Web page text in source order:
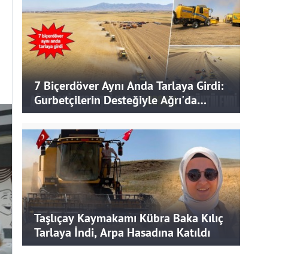
7 Biçerdöver Aynı Anda Tarlaya Girdi:
Gurbetçilerin Desteğiyle Ağrı'da
Bereketli Hasat
Taşlıçay Kaymakamı Kübra Baka Kılıç
Tarlaya İndi, Arpa Hasadına Katıldı